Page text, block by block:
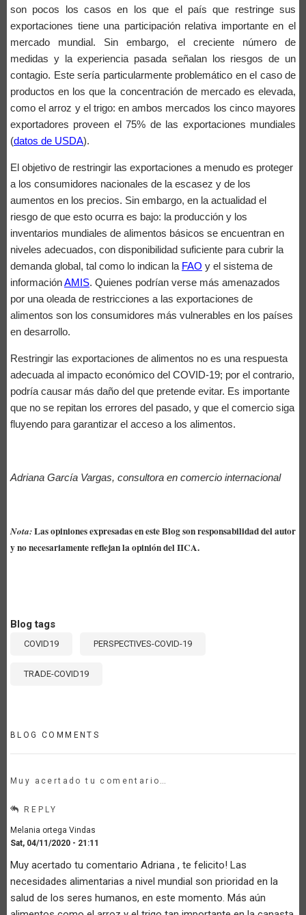
son pocos los casos en los que el país que restringe sus
exportaciones tiene una participación relativa importante en el
mercado mundial. Sin embargo, el creciente número de
medidas y la experiencia pasada señalan los riesgos de un
contagio. Este sería particularmente problemático en el caso de
productos en los que la concentración de mercado es elevada,
como el arroz y el trigo: en ambos mercados los cinco mayores
exportadores proveen el 75% de las exportaciones mundiales
(datos de USDA).
El objetivo de restringir las exportaciones a menudo es proteger
a los consumidores nacionales de la escasez y de los
aumentos en los precios. Sin embargo, en la actualidad el
riesgo de que esto ocurra es bajo: la producción y los
inventarios mundiales de alimentos básicos se encuentran en
niveles adecuados, con disponibilidad suficiente para cubrir la
demanda global, tal como lo indican la FAO y el sistema de
informaciónAMIS. Quienes podrían verse más amenazados
por una oleada de restricciones a las exportaciones de
alimentos son los consumidores más vulnerables en los países
en desarrollo.
Restringir las exportaciones de alimentos no es una respuesta
adecuada al impacto económico del COVID-19; por el contrario,
podría causar más daño del que pretende evitar. Es importante
que no se repitan los errores del pasado, y que el comercio siga
fluyendo para garantizar el acceso a los alimentos.
Adriana García Vargas, consultora en comercio internacional
Nota:Las opiniones expresadas en este Blog son responsabilidad del autor
y no necesariamente reflejan la opinión del IICA.
Blog tags
COVID19 PERSPECTIVES-COVID-19
TRADE-COVID19
BLOG COMMENTS
Muy acertado tu comentario…
REPLY
Melania ortega Vindas
Sat, 04/11/2020 - 21:11
Muy acertado tu comentario Adriana , te felicito! Las
necesidades alimentarias a nivel mundial son prioridad en la
salud de los seres humanos, en este momento. Más aún